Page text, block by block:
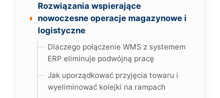
Rozwiązania wspierające
nowoczesne operacje magazynowe i
logistyczne
Dlaczego połączenie WMS z systemem
ERP eliminuje podwójną pracę
Jak uporządkować przyjęcia towaru i
wyeliminować kolejki na rampach